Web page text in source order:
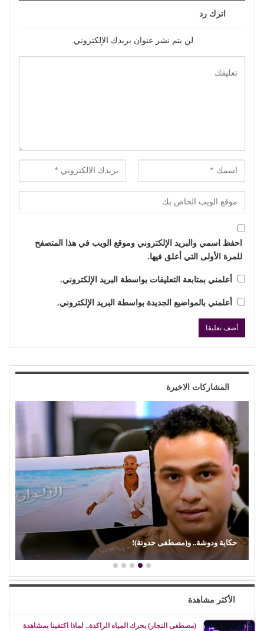
اترك رد
لن يتم نشر عنوان بريدك الإلكتروني.
احفظ اسمي والبريد الإلكتروني وموقع الويب في هذا المتصفح
للمرة الأولى التي أعلق فيها.
أعلمني بمتابعة التعليقات بواسطة البريد الإلكتروني.
أعلمني بالمواضيع الجديدة بواسطة البريد الإلكتروني.
المشاركات الاخيرة
حكاية ودوشة.. و(مصطفى حدوتة)!
الأكثر مشاهدة
(مصطفى النجار) يحرك المياه الراكدة.. لماذا اكتفينا بمشاهدة